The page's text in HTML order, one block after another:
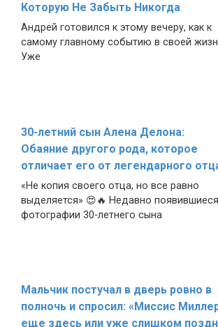
Которую Не Забыть Никогда
Андрей готовился к этому вечеру, как к
самому главному событию в своей
Уже
30-летний сын Алена Делона:
Обаяние другого рода, которое
отличает его от легендарного
«Не копия своего отца, но все равно
выделяется» 😍🔥 Недавно появившиеся
фотографии 30-летнего сына
Мальчик постучал в дверь ровно в
полночь и спросил: «Миссис
еще здесь или уже слишком